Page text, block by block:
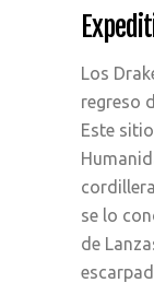
Los
regreso
Este
se lo
de